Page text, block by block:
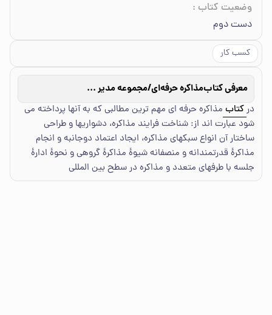
وضعیت کتاب :
دست دوم
کسب کار
معرفی کتاب مذاکره حرفه‌ای/مجموعه مدیر حرفه ای2
درکتاب مذاکره حرفه ای مهم ترین مطالبی که به آنها پرداخته می
شود عبارت اند از: شناخت فرایند مذاکره، دشواری­ها و طراحی
ساختار آن انواع سبک­های مذاکره، ایجاد اعتماد دوجانبه و انجام
مذاکرۀ قدرتمندانه و منصفانه شیوۀ مذاکرۀ گروهی و نحوۀ ادارۀ
جلسه با طرف­های متعدد و مذاکره در سطح بین المللی